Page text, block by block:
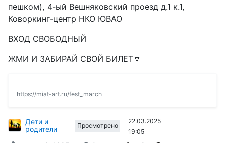
пешком), 4-ый Вешняковский проезд д.1 к.1,
Коворкинг-центр НКО ЮВАО
ВХОД СВОБОДНЫЙ
ЖМИ И ЗАБИРАЙ СВОЙ БИЛЕТ🔽
https://miat-art.ru/fest_march
Дети и
родители
Просмотрено
22.03.2025
19:05